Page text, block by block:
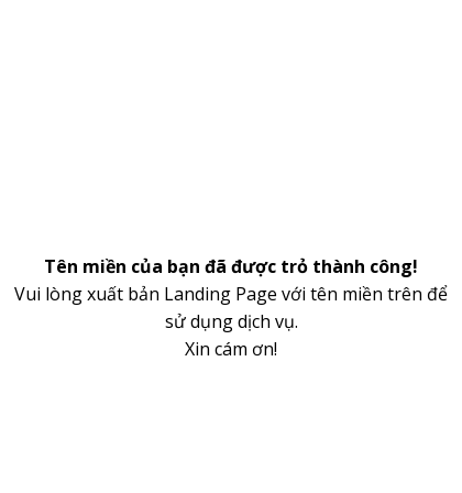
Tên miền của bạn đã được trỏ thành công!
Vui lòng xuất bản Landing Page với tên miền trên để
sử dụng dịch vụ.
Xin cám ơn!